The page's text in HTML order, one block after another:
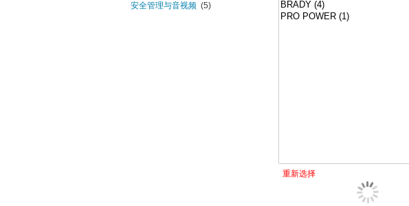
安全管理与音视频 (5)
重新选择